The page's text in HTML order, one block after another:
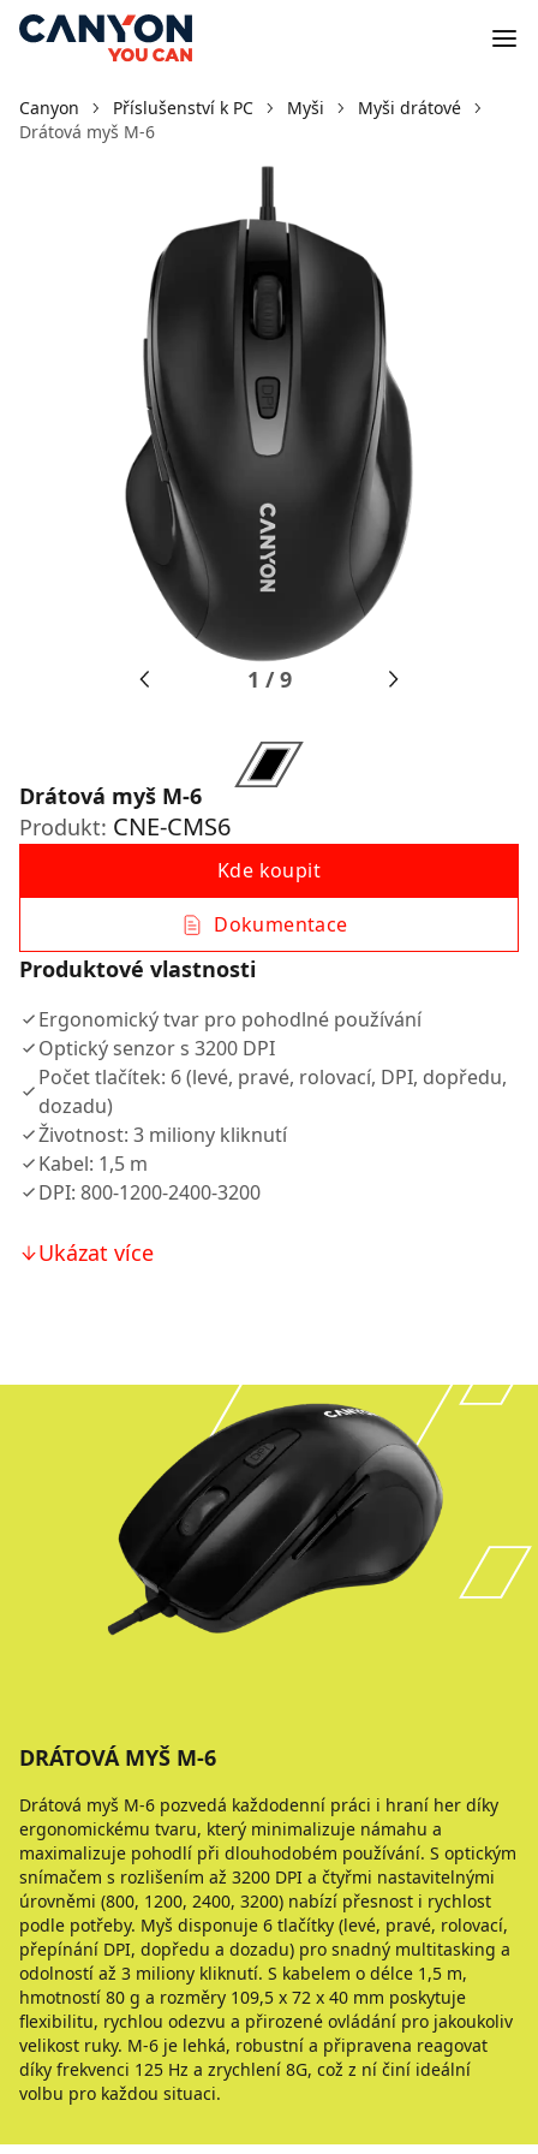
Canyon Příslušenství k PC Myši
Myši drátové
Drátová myš M-6
1 /9
Drátová myš M-6
Produkt: CNE-CMS6
Kde koupit
Dokumentace
Produktové vlastnosti
Ergonomický tvar pro pohodlné používání
Optický senzor s 3200 DPI
Počet tlačítek: 6 (levé, pravé, rolovací, DPI, dopředu,
dozadu)
Životnost: 3 miliony kliknutí
Kabel: 1,5 m
DPI: 800-1200-2400-3200
Ukázat více
DRÁTOVÁ MYŠ M-6
Drátová myš M-6 pozvedá každodenní práci i hraní her díky
ergonomickému tvaru, který minimalizuje námahu a
maximalizuje pohodlí při dlouhodobém používání. S optickým
snímačem s rozlišením až 3200 DPI a čtyřmi nastavitelnými
úrovněmi (800, 1200, 2400, 3200) nabízí přesnost i rychlost
podle potřeby. Myš disponuje 6 tlačítky (levé, pravé, rolovací,
přepínání DPI, dopředu a dozadu) pro snadný multitasking a
odolností až 3 miliony kliknutí. S kabelem o délce 1,5 m,
hmotností 80 g a rozměry 109,5 x 72 x 40 mm poskytuje
flexibilitu, rychlou odezvu a přirozené ovládání pro jakoukoliv
velikost ruky. M-6 je lehká, robustní a připravena reagovat
díky frekvenci 125 Hz a zrychlení 8G, což z ní činí ideální
volbu pro každou situaci.